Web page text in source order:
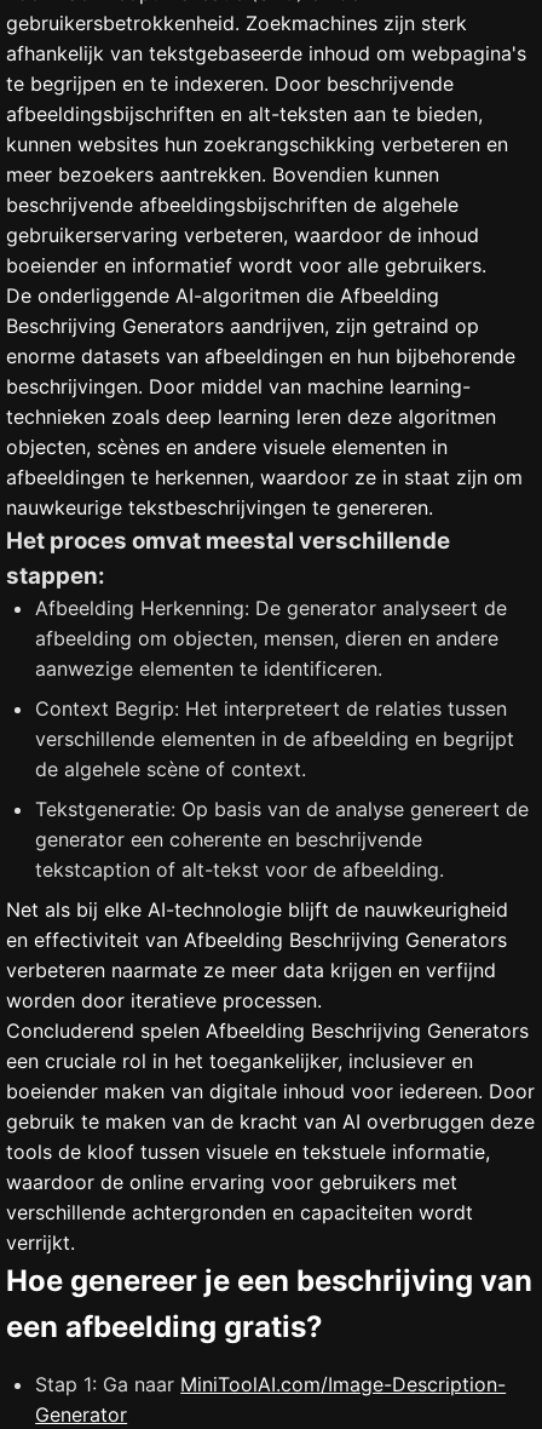
gebruikersbetrokkenheid. Zoekmachines zijn sterk
afhankelijk van tekstgebaseerde inhoud om webpagina's
te begrijpen en te indexeren. Door beschrijvende
afbeeldingsbijschriften en alt-teksten aan te bieden,
kunnen websites hun zoekrangschikking verbeteren en
meer bezoekers aantrekken. Bovendien kunnen
beschrijvende afbeeldingsbijschriften de algehele
gebruikerservaring verbeteren, waardoor de inhoud
boeiender en informatief wordt voor alle gebruikers.
De onderliggende AI-algoritmen die Afbeelding
Beschrijving Generators aandrijven, zijn getraind op
enorme datasets van afbeeldingen en hun bijbehorende
beschrijvingen. Door middel van machine learning-
technieken zoals deep learning leren deze algoritmen
objecten, scènes en andere visuele elementen in
afbeeldingen te herkennen, waardoor ze in staat zijn om
nauwkeurige tekstbeschrijvingen te genereren.
Het proces omvat meestal verschillende
stappen:
Afbeelding Herkenning: De generator analyseert de
afbeelding om objecten, mensen, dieren en andere
aanwezige elementen te identificeren.
Context Begrip: Het interpreteert de relaties tussen
verschillende elementen in de afbeelding en begrijpt
de algehele scène of context.
Tekstgeneratie: Op basis van de analyse genereert de
generator een coherente en beschrijvende
tekstcaption of alt-tekst voor de afbeelding.
Net als bij elke AI-technologie blijft de nauwkeurigheid
en effectiviteit van Afbeelding Beschrijving Generators
verbeteren naarmate ze meer data krijgen en verfijnd
worden door iteratieve processen.
Concluderend spelen Afbeelding Beschrijving Generators
een cruciale rol in het toegankelijker, inclusiever en
boeiender maken van digitale inhoud voor iedereen. Door
gebruik te maken van de kracht van AI overbruggen deze
tools de kloof tussen visuele en tekstuele informatie,
waardoor de online ervaring voor gebruikers met
verschillende achtergronden en capaciteiten wordt
verrijkt.
Hoe genereer je een beschrijving van
een afbeelding gratis?
Stap 1: Ga naar MiniToolAI.com/Image-Description-
Generator